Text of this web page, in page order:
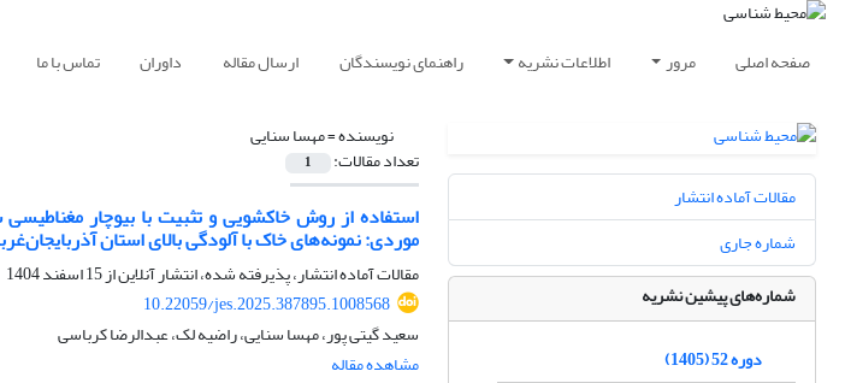
صفحه اصلی مرور اطلاعات نشریه راهنمای نویسندگان ارسال مقاله داوران تماس با ما
نویسنده =مهسا سنایی
تعداد مقالات: 1
استفاده از روش خاکشویی و تثبیت با بیوچار
موردی: نمونه‌های خاک با آلودگی بالای استان
مقالات آماده انتشار، پذیرفته شده، انتشار آنلاین از15 اسفند 1404
10.22059/jes.2025.387895.1008568
سعید گیتی پور، مهسا سنایی، راضیه لک، عبدالرضا کرباسی
مشاهده مقاله
مقالات آماده انتشار
شماره جاری
شماره‌های پیشین نشریه
دوره 52 (1405)